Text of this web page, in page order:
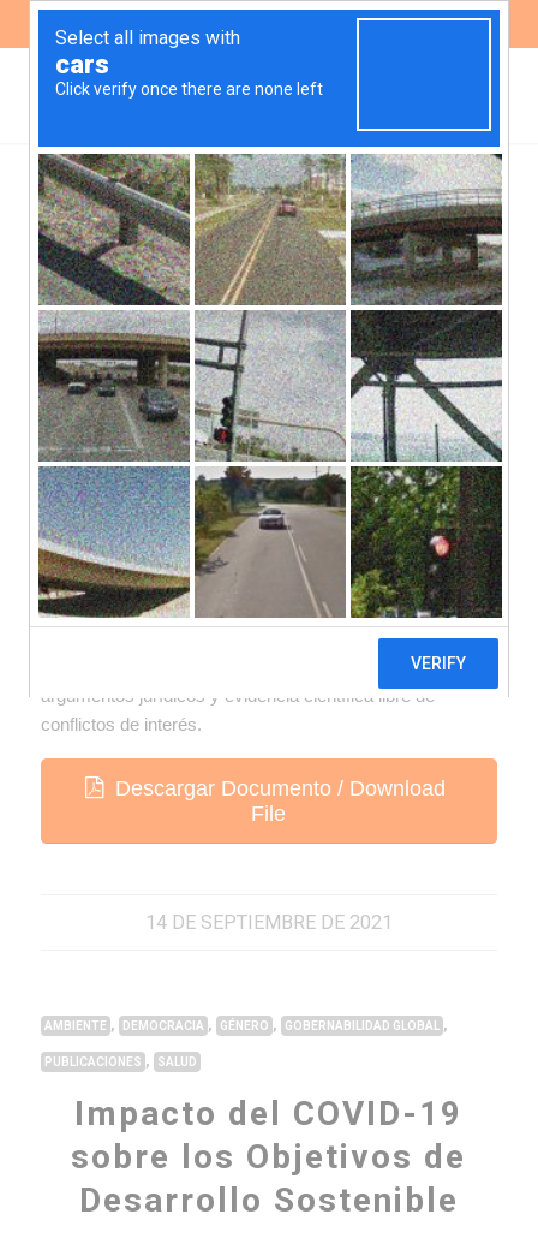
PUBLICACIONES , SALUD
Proyecto de ley
«Promoción de la
Alimentación Saludable»:
refutación argumentos de
la industria alimentaria
El presente informe expone los diversos argumentos
legales sostenidos por la industria de alimentos y bebidas
analcohólicas, así como por la industria de la publicidad,
en contra de la sanción del proyecto de ley Promoción de
la Alimentación Saludable; para luego refutarlos en base a
argumentos jurídicos y evidencia científica libre de
conflictos de interés.
Descargar Documento / Download
File
14 DE SEPTIEMBRE DE 2021
AMBIENTE , DEMOCRACIA , GÉNERO , GOBERNABILIDAD GLOBAL ,
PUBLICACIONES , SALUD
Impacto del COVID-19
sobre los Objetivos de
Desarrollo Sostenible